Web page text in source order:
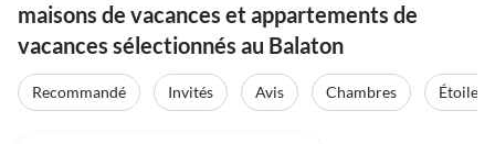
maisons de vacances et appartements de
vacances sélectionnés au Balaton
Recommandé Invités Avis Chambres Étoiles
Meilleure